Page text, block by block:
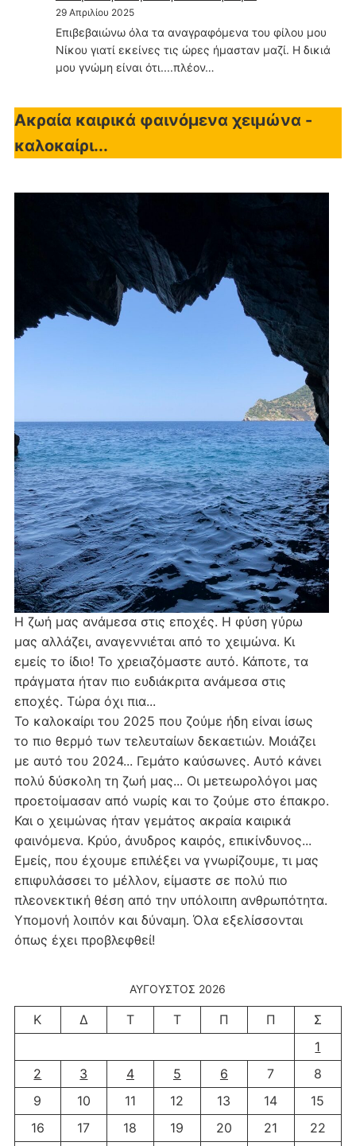
29 Απριλίου 2025
Επιβεβαιώνω όλα τα αναγραφόμενα του φίλου μου
Νίκου γιατί εκείνες τις ώρες ήμασταν μαζί. Η δικιά
μου γνώμη είναι ότι....πλέον…
Ακραία καιρικά φαινόμενα χειμώνα -
καλοκαίρι...
Η ζωή μας ανάμεσα στις εποχές. Η φύση γύρω
μας αλλάζει, αναγεννιέται από το χειμώνα. Κι
εμείς το ίδιο! Το χρειαζόμαστε αυτό. Κάποτε, τα
πράγματα ήταν πιο ευδιάκριτα ανάμεσα στις
εποχές. Τώρα όχι πια...
Το καλοκαίρι του 2025 που ζούμε ήδη είναι ίσως
το πιο θερμό των τελευταίων δεκαετιών. Μοιάζει
με αυτό του 2024... Γεμάτο καύσωνες. Αυτό κάνει
πολύ δύσκολη τη ζωή μας... Οι μετεωρολόγοι μας
προετοίμασαν από νωρίς και το ζούμε στο έπακρο.
Και ο χειμώνας ήταν γεμάτος ακραία καιρικά
φαινόμενα. Κρύο, άνυδρος καιρός, επικίνδυνος...
Εμείς, που έχουμε επιλέξει να γνωρίζουμε, τι μας
επιφυλάσσει το μέλλον, είμαστε σε πολύ πιο
πλεονεκτική θέση από την υπόλοιπη ανθρωπότητα.
Υπομονή λοιπόν και δύναμη. Όλα εξελίσσονται
όπως έχει προβλεφθεί!
ΑΎΓΟΥΣΤΟΣ 2026
Κ Δ Τ Τ Π Π
Σ
1
2
3 4 5 6 7
8
9
10 11 12 13 14
15
16
17 18 19 20 21
22